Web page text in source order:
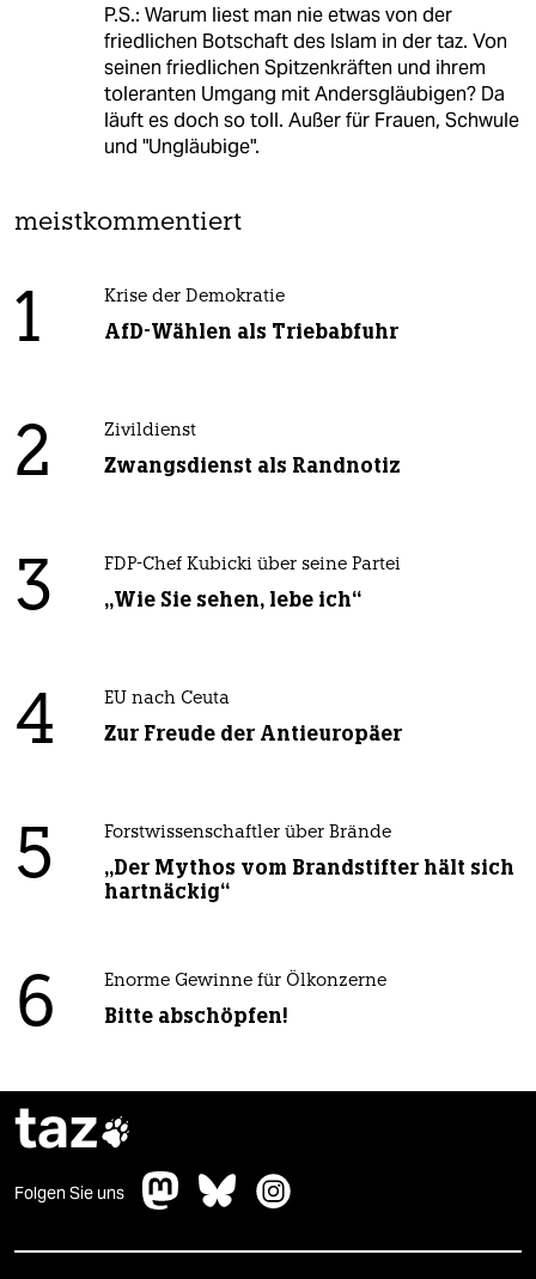
P.S.: Warum liest man nie etwas von der
friedlichen Botschaft des Islam in der taz. Von
seinen friedlichen Spitzenkräften und ihrem
toleranten Umgang mit Andersgläubigen? Da
läuft es doch so toll. Außer für Frauen, Schwule
und "Ungläubige".
meistkommentiert
1 Krise der Demokratie
AfD-Wählen als Triebabfuhr
2 Zivildienst
Zwangsdienst als Randnotiz
3 FDP-Chef Kubicki über seine Partei
„Wie Sie sehen, lebe ich“
4 EU nach Ceuta
Zur Freude der Antieuropäer
5 Forstwissenschaftler über Brände
„Der Mythos vom Brandstifter hält sich
hartnäckig“
6 Enorme Gewinne für Ölkonzerne
Bitte abschöpfen!
taz
Folgen Sie uns